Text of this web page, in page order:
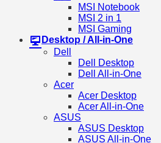
MSI Notebook
MSI 2 in 1
MSI Gaming
Desktop / All-in-One
Dell
Dell Desktop
Dell All-in-One
Acer
Acer Desktop
Acer All-in-One
ASUS
ASUS Desktop
ASUS All-in-One